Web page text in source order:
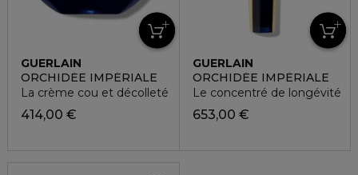
GUERLAIN
ORCHIDÉE IMPÉRIALE
La crème cou et décolleté
414,00 €
GUERLAIN
ORCHIDÉE IMPÉRIALE
Le concentré de longévité
653,00 €